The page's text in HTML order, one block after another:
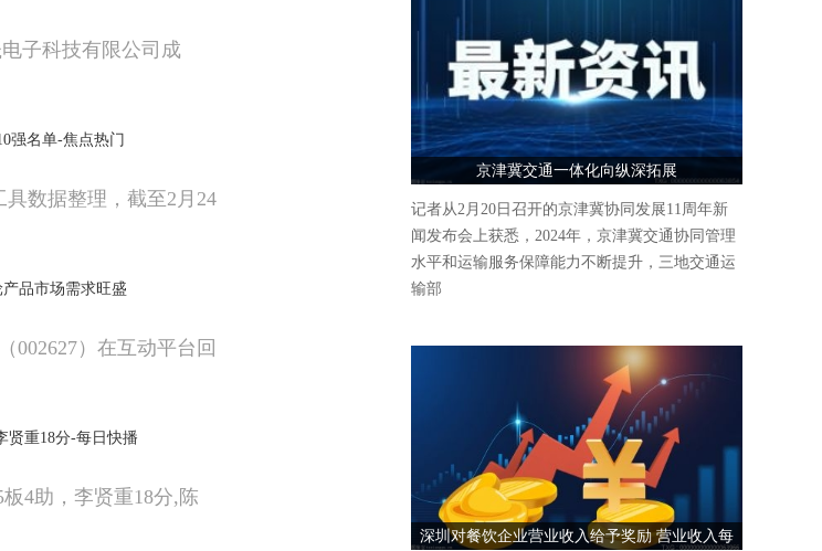
子科技有限公司成
强名单-焦点热门
具数据整理，截至2月24
品市场需求旺盛
002627）在互动平台回
贤重18分-每日快播
4助，李贤重18分,陈
京津冀交通一体化向纵深拓展
记者从2月20日召开的京津冀协同发展11周年新
闻发布会上获悉，2024年，京津冀交通协同管理
水平和运输服务保障能力不断提升，三地交通运
输部
深圳对餐饮企业营业收入给予奖励 营业收入每